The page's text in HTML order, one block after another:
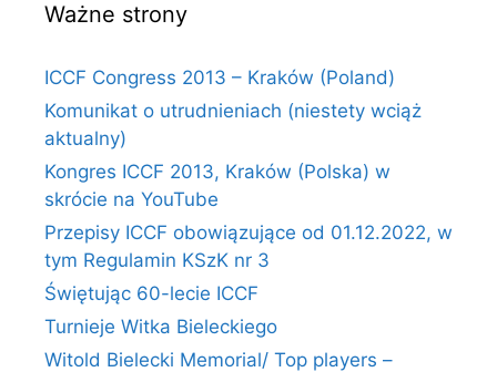
Ważne strony
ICCF Congress 2013 – Kraków (Poland)
Komunikat o utrudnieniach (niestety wciąż
aktualny)
Kongres ICCF 2013, Kraków (Polska) w
skrócie na YouTube
Przepisy ICCF obowiązujące od 01.12.2022, w
tym Regulamin KSzK nr 3
Świętując 60-lecie ICCF
Turnieje Witka Bieleckiego
Witold Bielecki Memorial/ Top players –